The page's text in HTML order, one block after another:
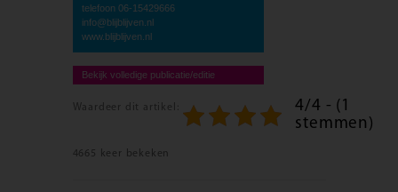
telefoon 06-15429666
info@blijblijven.nl
www.blijblijven.nl
Bekijk volledige publicatie/editie
Waardeer dit artikel:
4/4 - (1
stemmen)
4665 keer bekeken